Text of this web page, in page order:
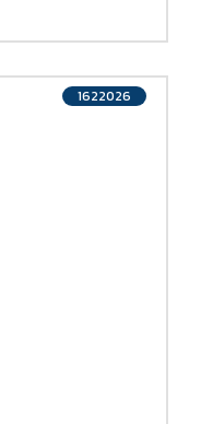
1622026